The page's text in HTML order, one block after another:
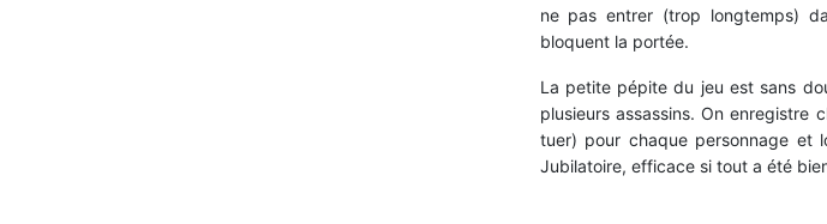
ne pas entrer (trop longtemps)
bloquent la portée.
La petite pépite du jeu est sans
plusieurs assassins. On enregistre
tuer) pour chaque personnage et
Jubilatoire, efficace si tout a été